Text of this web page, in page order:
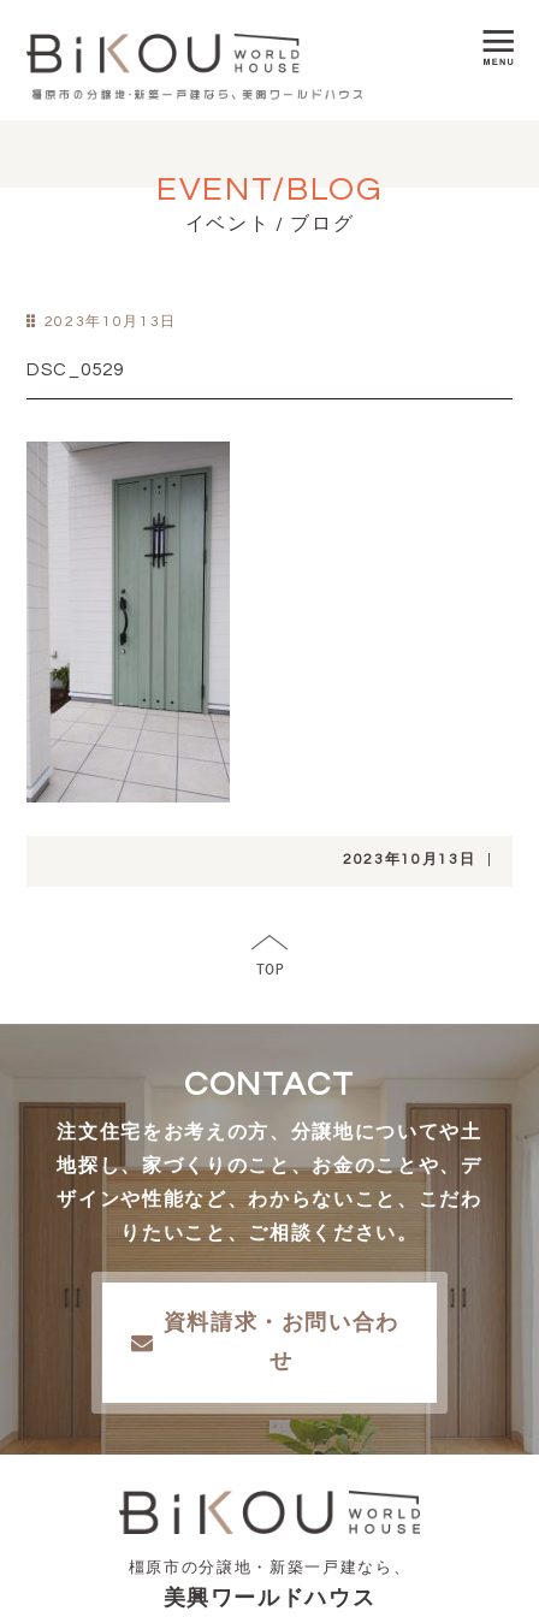
EVENT/BLOG
イベント / ブログ
2023年10月13日
DSC_0529
2023年10月13日
CONTACT
注文住宅をお考えの方、分譲地についてや土
地探し、家づくりのこと、お金のことや、デ
ザインや性能など、わからないこと、こだわ
りたいこと、ご相談ください。
資料請求・お問い合わ
せ
橿原市の分譲地・新築一戸建なら、
美興ワールドハウス